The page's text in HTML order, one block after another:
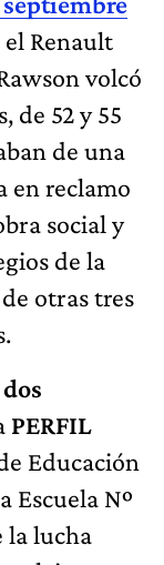
Renault
volcó
de 52 y 55
de una
en reclamo
social y
de la
otras tres
PERFIL
Educación
Escuela Nº
la lucha